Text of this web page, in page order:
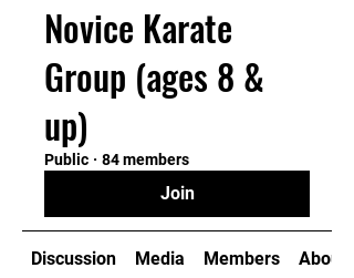
Novice Karate
Group (ages 8 &
up)
Public · 84 members
Join
Discussion Media Members About